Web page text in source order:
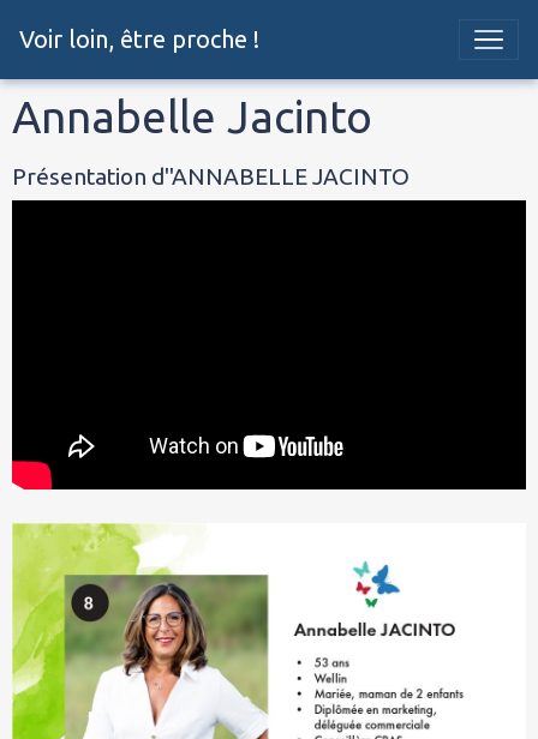
Voir loin, être proche !
Annabelle Jacinto
Présentation d''ANNABELLE JACINTO